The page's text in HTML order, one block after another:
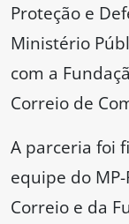
Proteção e
Ministério
com a
Correio de
A parceria foi
equipe do
Correio e da